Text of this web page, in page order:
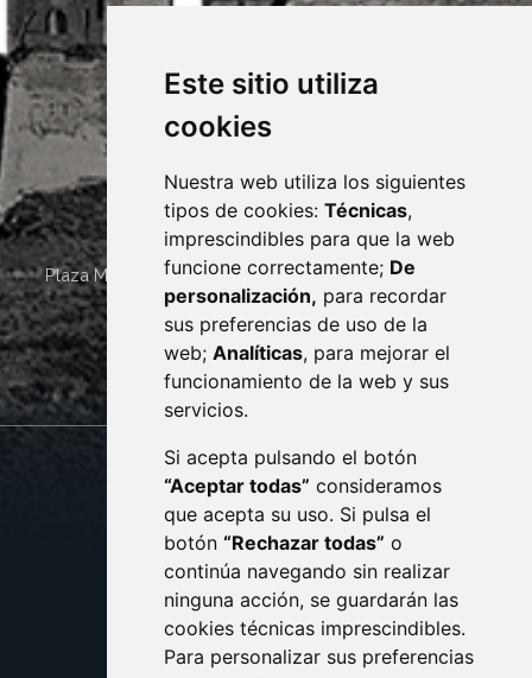
Este sitio utiliza
cookies
Nuestra web utiliza los siguientes
tipos de cookies: Técnicas,
imprescindibles para que la web
funcione correctamente; De
personalización, para recordar
sus preferencias de uso de la
web; Analíticas, para mejorar el
funcionamiento de la web y sus
servicios.
Si acepta pulsando el botón
“Aceptar todas” consideramos
que acepta su uso. Si pulsa el
botón “Rechazar todas” o
continúa navegando sin realizar
ninguna acción, se guardarán las
cookies técnicas imprescindibles.
Para personalizar sus preferencias
Plaza Mayor 4 22400 MONZÓN - ARAGÓN (ESPAÑA)
· (34) 974 400 700 ·
sac@monzon.es
monzon.es
CONTACTO
AVISO LEGAL
PROTECCIÓN DE DATOS
POLÍTICA DE COOKIES
ACCESIBILIDAD
ENLACE EXTERNO AL